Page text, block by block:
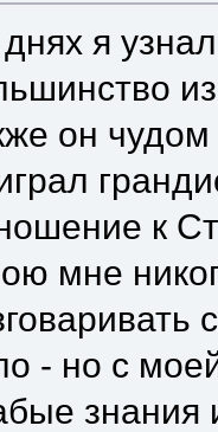
я
он чудом
к
мне
- но с
знания